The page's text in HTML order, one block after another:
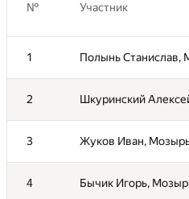
№ Участник
1 Полынь Станислав,
2 Шкуринский
3 Жуков Иван,
4 Бычик Игорь,
№ Участник
1 Полынь Станислав,
2 Шкуринский
3 Жуков Иван,
4 Бычик Игорь,